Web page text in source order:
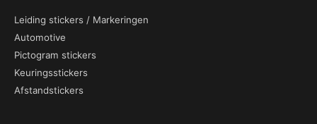
Leiding stickers / Markeringen
Automotive
Pictogram stickers
Keuringsstickers
Afstandstickers